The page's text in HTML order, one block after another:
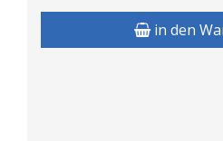
in den